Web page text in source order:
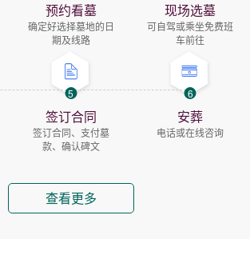
预约看墓
确定好选择墓地的日
期及线路
现场选墓
可自驾或乘坐免费班
车前往
5
签订合同
签订合同、支付墓
款、确认碑文
6
安葬
电话或在线咨询
查看更多